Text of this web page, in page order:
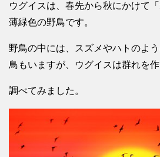
ウグイスは、春先から秋にかけて
薄緑色の野鳥です。
野鳥の中には、スズメやハトのよ
鳥もいますが、ウグイスは群れを
調べてみました。